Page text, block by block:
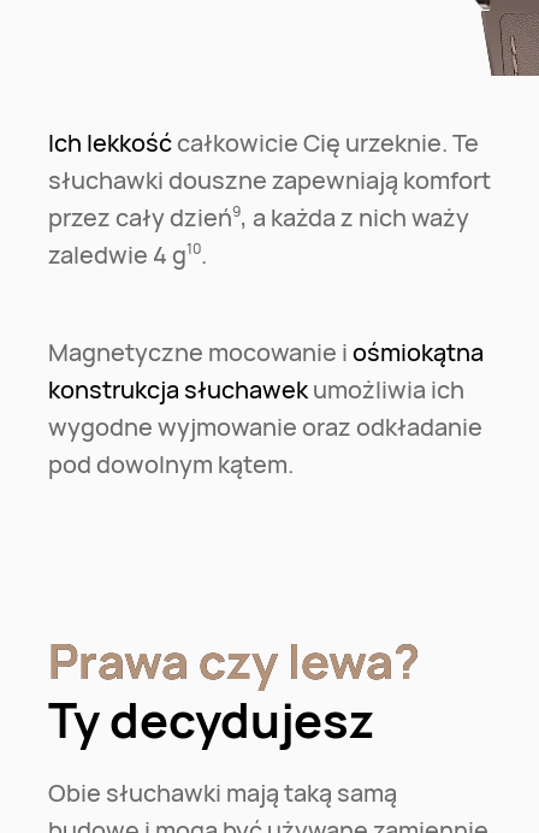
Ich lekkośćcałkowicie Cię urzeknie. Te
słuchawki douszne zapewniają komfort
przez cały dzień⁠9, a każda z nich waży
zaledwie 4 g⁠10.
Magnetyczne mocowanie iośmiokątna
konstrukcja słuchawekumożliwia ich
wygodne wyjmowanie oraz odkładanie
pod dowolnym kątem.
Prawa czy lewa?
Prawa czy lewa?
Ty decydujesz
Obie słuchawki mają taką samą